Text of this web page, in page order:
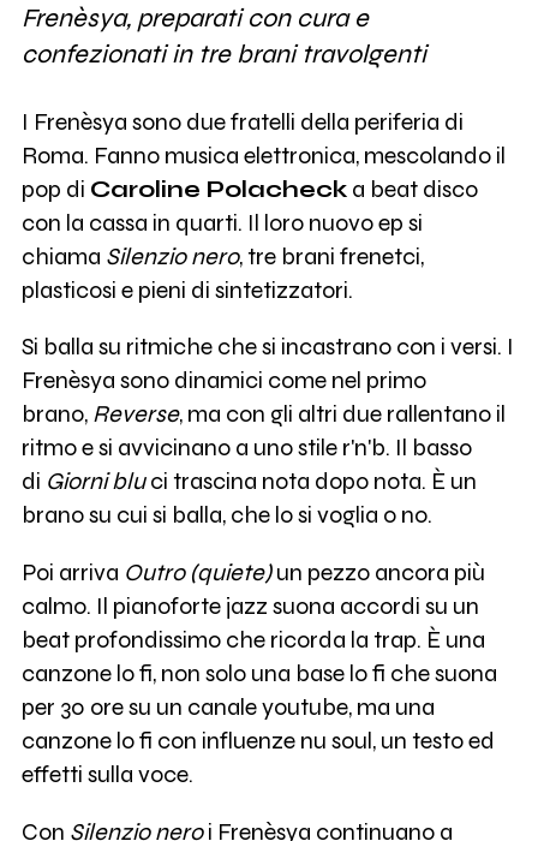
Frenèsya, preparati con cura e
confezionati in tre brani travolgenti
I Frenèsya sono due fratelli della periferia di
Roma. Fanno musica elettronica, mescolando il
pop di Caroline Polachecka beat disco
con la cassa in quarti. Il loro nuovo ep si
chiama Silenzio nero, tre brani frenetci,
plasticosi e pieni di sintetizzatori.
Si balla su ritmiche che si incastrano con i versi. I
Frenèsya sono dinamici come nel primo
brano, Reverse, ma con gli altri due rallentano il
ritmo e si avvicinano a uno stile r'n'b. Il basso
di Giorni bluci trascina nota dopo nota. È un
brano su cui si balla, che lo si voglia o no.
Poi arriva Outro (quiete)un pezzo ancora più
calmo. Il pianoforte jazz suona accordi su un
beat profondissimo che ricorda la trap. È una
canzone lo fi, non solo una base lo fi che suona
per 30 ore su un canale youtube, ma una
canzone lo fi con influenze nu soul, un testo ed
effetti sulla voce.
Con Silenzio neroi Frenèsya continuano a